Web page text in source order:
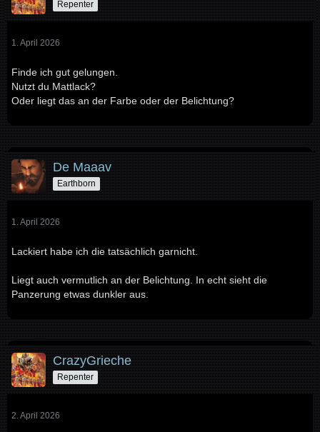
Repenter
1. April 2026
Finde ich gut gelungen.
Nutzt du Mattlack?
Oder liegt das an der Farbe oder der Belichtung?
De Maaav
Earthborn
1. April 2026
Lackiert habe ich die tatsächlich garnicht.
Liegt auch vermutlich an der Belichtung. In echt sieht die
Panzerung etwas dunkler aus.
CrazyGrieche
Repenter
2. April 2026